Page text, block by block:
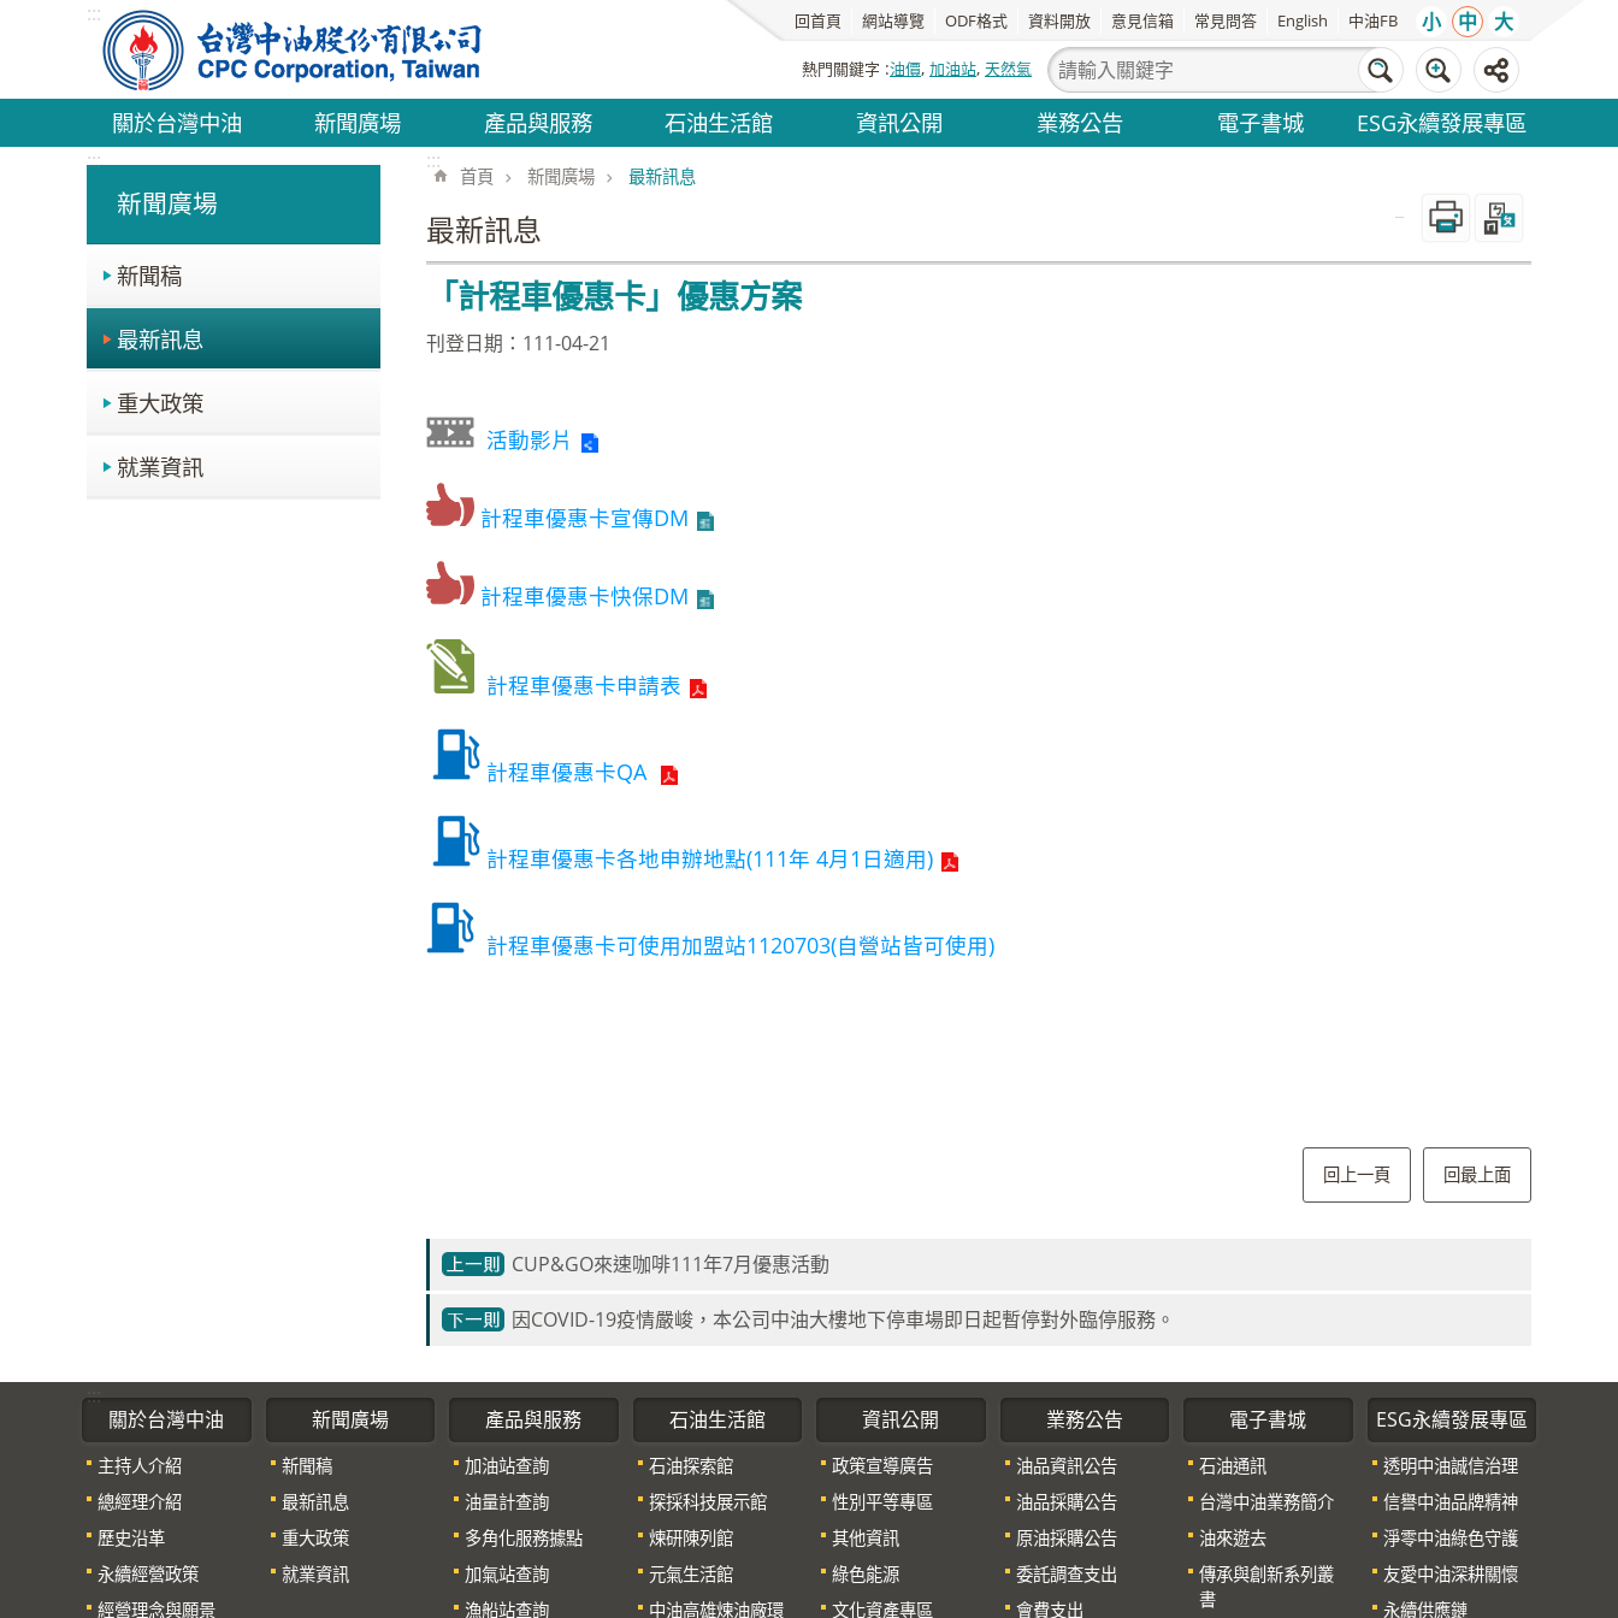
跳到主要內容區塊
::: 回首頁 網站導覽 ODF格式 資料開放 意見信箱 常見問答 English 中油FB 小 中 大
熱門關鍵字 油價 加油站 天然氣
關於台灣中油 新聞廣場 產品與服務 石油生活館 資訊公開 業務公告 電子書城 ESG永續發展專區
:::
新聞廣場
新聞稿
最新訊息
重大政策
就業資訊
:::
首頁 新聞廣場 最新訊息
最新訊息
「計程車優惠卡」優惠方案
刊登日期：111-04-21
活動影片
計程車優惠卡宣傳DM
計程車優惠卡快保DM
計程車優惠卡申請表
計程車優惠卡QA
計程車優惠卡各地申辦地點(111年 4月1日適用)
計程車優惠卡可使用加盟站1120703(自營站皆可使用)
回上一頁 回最上面
CUP&GO來速咖啡111年7月優惠活動
因COVID-19疫情嚴峻，本公司中油大樓地下停車場即日起暫停對外臨停服務。
:::
關於台灣中油
主持人介紹
總經理介紹
歷史沿革
永續經營政策
經營理念與願景
新聞廣場
新聞稿
最新訊息
重大政策
就業資訊
產品與服務
加油站查詢
油量計查詢
多角化服務據點
加氣站查詢
漁船站查詢
石油生活館
石油探索館
探採科技展示館
煉研陳列館
元氣生活館
中油高雄煉油廠環
資訊公開
政策宣導廣告
性別平等專區
其他資訊
綠色能源
文化資產專區
業務公告
油品資訊公告
油品採購公告
原油採購公告
委託調查支出
會費支出
電子書城
石油通訊
台灣中油業務簡介
油來遊去
傳承與創新系列叢
書
ESG永續發展專區
透明中油誠信治理
信譽中油品牌精神
淨零中油綠色守護
友愛中油深耕關懷
永續供應鏈